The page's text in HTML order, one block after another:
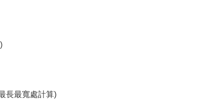
長最寬處計算)